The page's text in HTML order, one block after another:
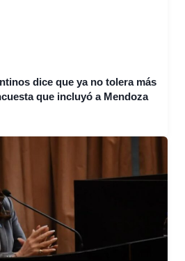
dice que ya no tolera más
que incluyó a Mendoza